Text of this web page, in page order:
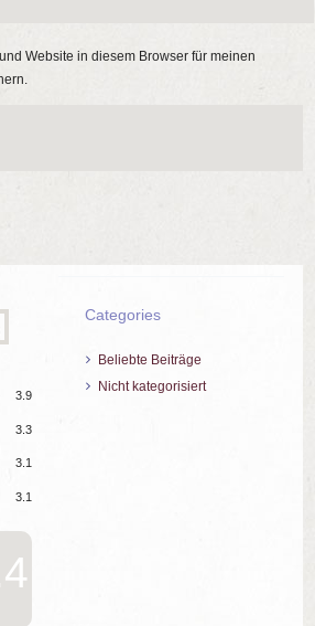
Website in diesem Browser für meinen
3.9
3.3
3.1
3.1
Categories
Beliebte Beiträge
Nicht kategorisiert